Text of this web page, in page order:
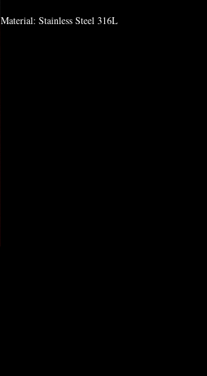
Material: Stainless Steel 316L